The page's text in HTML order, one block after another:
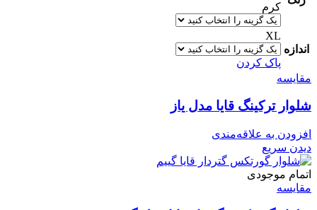
کرم
اندازه
XL
پاک کردن
مقایسه
شلوار ترکینگ قایا مدل یاز
افزودن به علاقه‌مندی
دیدن سریع
اتمام موجودی
مقایسه